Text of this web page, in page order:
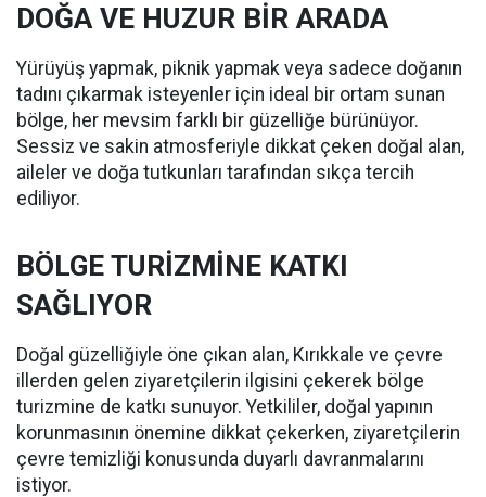
DOĞA VE HUZUR BİR ARADA
Yürüyüş yapmak, piknik yapmak veya sadece doğanın
tadını çıkarmak isteyenler için ideal bir ortam sunan
bölge, her mevsim farklı bir güzelliğe bürünüyor.
Sessiz ve sakin atmosferiyle dikkat çeken doğal alan,
aileler ve doğa tutkunları tarafından sıkça tercih
ediliyor.
BÖLGE TURİZMİNE KATKI
SAĞLIYOR
Doğal güzelliğiyle öne çıkan alan, Kırıkkale ve çevre
illerden gelen ziyaretçilerin ilgisini çekerek bölge
turizmine de katkı sunuyor. Yetkililer, doğal yapının
korunmasının önemine dikkat çekerken, ziyaretçilerin
çevre temizliği konusunda duyarlı davranmalarını
istiyor.